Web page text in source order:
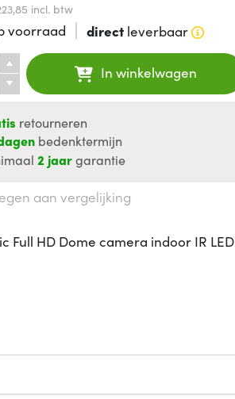
85 incl. btw
voorraad directleverbaar
In winkelwagen
retourneren
bedenktermijn
2 jaargarantie
aan vergelijking
Full HD Dome camera indoor IR